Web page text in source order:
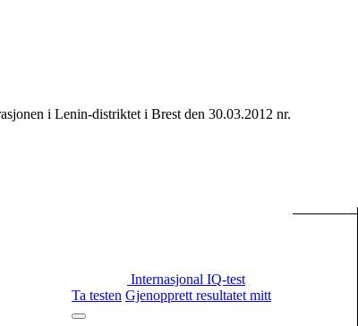
i Lenin-distriktet i Brest den 30.03.2012 nr.